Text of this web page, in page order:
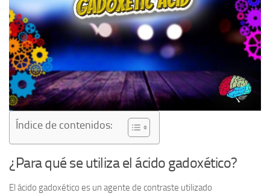
Índice de contenidos:
¿Para qué se utiliza el ácido gadoxético?
El ácido gadoxético es un agente de contraste utilizado